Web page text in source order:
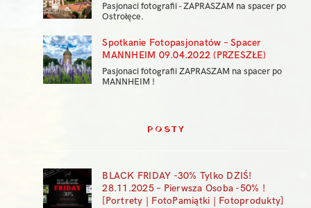
Pasjonaci fotografii - ZAPRASZAM na spacer po
Ostrołęce.
Spotkanie Fotopasjonatów – Spacer
MANNHEIM 09.04.2022 (PRZESZŁE)
Pasjonaci fotografii ZAPRASZAM na spacer po
MANNHEIM !
POSTY
BLACK FRIDAY -30% Tylko DZIŚ!
28.11.2025 – Pierwsza Osoba -50% !
[Portrety | FotoPamiątki | Fotoprodukty]